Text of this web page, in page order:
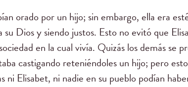
orado por un hijo; sin embargo, ella era
su Dios y siendo justos. Esto no evitó que
en la cual vivía. Quizás los demás se
castigando reteniéndoles un hijo; pero
ni Elisabet, ni nadie en su pueblo podían